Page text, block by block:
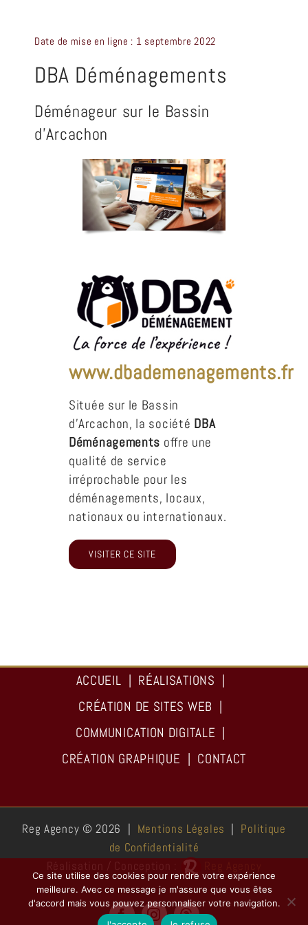
Date de mise en ligne : 1 septembre 2022
DBA Déménagements
Déménageur sur le Bassin
d’Arcachon
www.dbademenagements.fr
Située sur le Bassin
d’Arcachon, la société DBA
Déménagements offre une
qualité de service
irréprochable pour les
déménagements, locaux,
nationaux ou internationaux.
VISITER CE SITE
ACCUEIL
RÉALISATIONS
CRÉATION DE SITES WEB
COMMUNICATION DIGITALE
CRÉATION GRAPHIQUE
CONTACT
Reg Agency ©2026 | Mentions Légales | Politique
de Confidentialité
Réalisation / Conception :
FacebookInstagram
Threads
Ce site utilise des cookies pour rendre votre expérience
meilleure. Avec ce message je m'assure que vous êtes
d'accord mais vous pouvez personnaliser votre navigation.